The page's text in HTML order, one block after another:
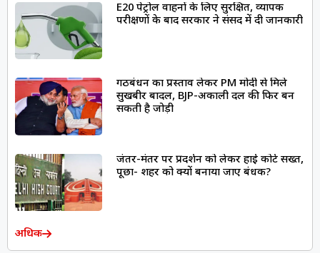
E20 पेट्रोल वाहनों के लिए सुरक्षित, व्यापक
परीक्षणों के बाद सरकार ने संसद में दी जानकारी
गठबंधन का प्रस्ताव लेकर PM मोदी से मिले
सुखबीर बादल, BJP-अकाली दल की फिर बन
सकती है जोड़ी
जंतर-मंतर पर प्रदर्शन को लेकर हाई कोर्ट सख्त,
पूछा- शहर को क्यों बनाया जाए बंधक?
अधिक